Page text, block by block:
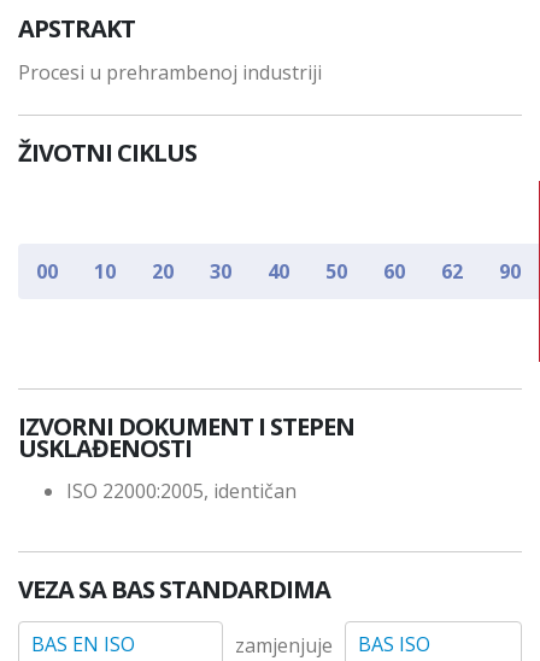
APSTRAKT
Procesi u prehrambenoj industriji
ŽIVOTNI CIKLUS
00 10 20 30 40 50 60 62 90
IZVORNI DOKUMENT I STEPEN
USKLAĐENOSTI
ISO 22000:2005, identičan
VEZA SA BAS STANDARDIMA
BAS EN ISO
zamjenjuje
BAS ISO